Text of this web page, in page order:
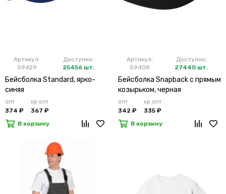
Артикул:
59429
Доступно:
25456 шт.
Бейсболка Standard, ярко-
синяя
опт
374 ₽
кр.опт
367 ₽
В корзину
Артикул:
59408
Доступно:
27440 шт.
Бейсболка Snapback с прямым
козырьком, черная
опт
342 ₽
кр.опт
335 ₽
В корзину